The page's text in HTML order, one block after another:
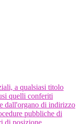
a qualsiasi titolo
quelli conferiti
dall'organo di indirizzo
pubbliche di